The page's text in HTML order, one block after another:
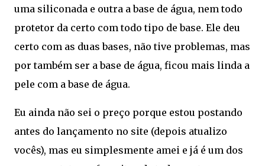
uma siliconada e outra a base de água, nem todo
protetor da certo com todo tipo de base. Ele deu
certo com as duas bases, não tive problemas, mas
por também ser a base de água, ficou mais linda a
pele com a base de água.
Eu ainda não sei o preço porque estou postando
antes do lançamento no site (depois atualizo
vocês), mas eu simplesmente amei e já é um dos